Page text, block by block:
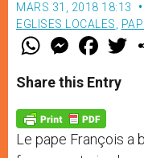
MARS 31, 2018 18:13
EGLISES LOCALES
W
t
s
p
p
M
e
s
e
g
e
r
F
a
e
b
o
k
w
Share this Entry
Le pape François a